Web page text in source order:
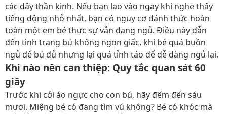
các dây thần kinh. Nếu bạn lao vào ngay khi nghe thấy
tiếng động nhỏ nhất, bạn có nguy cơ đánh thức hoàn
toàn một em bé thực sự vẫn đang ngủ. Điều này dẫn
đến tình trạng bú không ngon giấc, khi bé quá buồn
ngủ để bú đủ nhưng lại quá tỉnh táo để dễ dàng ngủ lại.
Khi nào nên can thiệp: Quy tắc quan sát 60
giây
Trước khi cởi áo ngực cho con bú, hãy đếm đến sáu
mươi. Miệng bé có đang tìm vú không? Bé có khóc mà